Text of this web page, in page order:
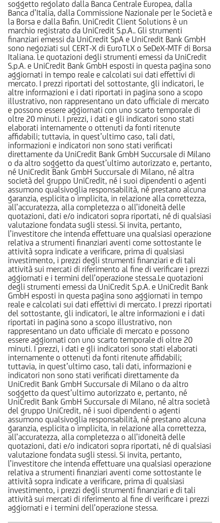
soggetto regolato dalla Banca Centrale Europea, dalla
Banca d’Italia, dalla Commissione Nazionale per le Società e
la Borsa e dalla Bafin. UniCredit Client Solutions è un
marchio registrato da UniCredit S.p.A.. Gli strumenti
finanziari emessi da UniCredit SpA e UniCredit Bank GmbH
sono negoziati sul CERT-X di EuroTLX o SeDeX-MTF di Borsa
Italiana. Le quotazioni degli strumenti emessi da UniCredit
S.p.A. e UniCredit Bank GmbH esposti in questa pagina sono
aggiornati in tempo reale e calcolati sui dati effettivi di
mercato. I prezzi riportati del sottostante, gli indicatori, le
altre informazioni e i dati riportati in pagina sono a scopo
illustrativo, non rappresentano un dato ufficiale di mercato
e possono essere aggiornati con uno scarto temporale di
oltre 20 minuti. I prezzi, i dati e gli indicatori sono stati
elaborati internamente o ottenuti da fonti ritenute
affidabili; tuttavia, in quest’ultimo caso, tali dati,
informazioni e indicatori non sono stati verificati
direttamente da UniCredit Bank GmbH Succursale di Milano
o da altro soggetto da quest’ultimo autorizzato e, pertanto,
né UniCredit Bank GmbH Succursale di Milano, né altra
società del gruppo UniCredit, né i suoi dipendenti o agenti
assumono qualsivoglia responsabilità, né prestano alcuna
garanzia, esplicita o implicita, in relazione alla correttezza,
all’accuratezza, alla completezza o all’idoneità delle
quotazioni, dati e/o indicatori sopra riportati, né di qualsiasi
valutazione fondata sugli stessi. Si invita, pertanto,
l’investitore che intenda effettuare una qualsiasi operazione
relativa a strumenti finanziari aventi come sottostante le
attività sopra indicate a verificare, prima di qualsiasi
investimento, i prezzi degli strumenti finanziari e di tali
attività sui mercati di riferimento al fine di verificare i prezzi
aggiornati e i termini dell’operazione stessa.Le quotazioni
degli strumenti emessi da UniCredit S.p.A. e UniCredit Bank
GmbH esposti in questa pagina sono aggiornati in tempo
reale e calcolati sui dati effettivi di mercato. I prezzi riportati
del sottostante, gli indicatori, le altre informazioni e i dati
riportati in pagina sono a scopo illustrativo, non
rappresentano un dato ufficiale di mercato e possono
essere aggiornati con uno scarto temporale di oltre 20
minuti. I prezzi, i dati e gli indicatori sono stati elaborati
internamente o ottenuti da fonti ritenute affidabili;
tuttavia, in quest’ultimo caso, tali dati, informazioni e
indicatori non sono stati verificati direttamente da
UniCredit Bank GmbH Succursale di Milano o da altro
soggetto da quest’ultimo autorizzato e, pertanto, né
UniCredit Bank GmbH Succursale di Milano, né altra società
del gruppo UniCredit, né i suoi dipendenti o agenti
assumono qualsivoglia responsabilità, né prestano alcuna
garanzia, esplicita o implicita, in relazione alla correttezza,
all’accuratezza, alla completezza o all’idoneità delle
quotazioni, dati e/o indicatori sopra riportati, né di qualsiasi
valutazione fondata sugli stessi. Si invita, pertanto,
l’investitore che intenda effettuare una qualsiasi operazione
relativa a strumenti finanziari aventi come sottostante le
attività sopra indicate a verificare, prima di qualsiasi
investimento, i prezzi degli strumenti finanziari e di tali
attività sui mercati di riferimento al fine di verificare i prezzi
aggiornati e i termini dell’operazione stessa.